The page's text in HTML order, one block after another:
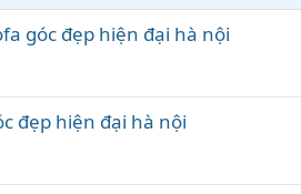
góc đẹp hiện đại hà nội
đẹp hiện đại hà nội